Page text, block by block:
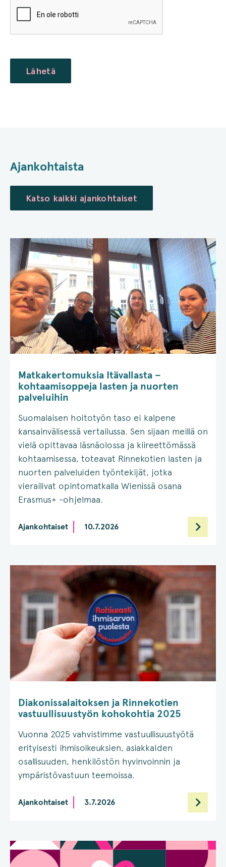
Lähetä
Ajankohtaista
Katso kaikki ajankohtaiset
Matkakertomuksia Itävallasta –
kohtaamisoppeja lasten ja nuorten
palveluihin
Suomalaisen hoitotyön taso ei kalpene
kansainvälisessä vertailussa. Sen sijaan meillä on
vielä opittavaa läsnäolossa ja kiireettömässä
kohtaamisessa, toteavat Rinnekotien lasten ja
nuorten palveluiden työntekijät, jotka
vierailivat opintomatkalla Wienissä osana
Erasmus+ -ohjelmaa.
Ajankohtaiset 10.7.2026
Diakonissalaitoksen ja Rinnekotien
vastuullisuustyön kohokohtia 2025
Vuonna 2025 vahvistimme vastuullisuustyötä
erityisesti ihmisoikeuksien, asiakkaiden
osallisuuden, henkilöstön hyvinvoinnin ja
ympäristövastuun teemoissa.
Ajankohtaiset 3.7.2026